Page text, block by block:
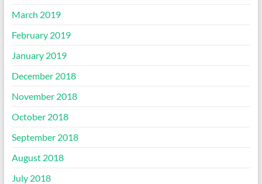
March 2019
February 2019
January 2019
December 2018
November 2018
October 2018
September 2018
August 2018
July 2018